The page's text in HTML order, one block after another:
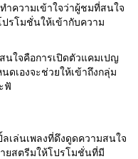
ำความเข้าใจว่าผู้ชมที่สนใจ
รโมชั่นให้เข้ากับความ
ใจคือการเปิดตัวแคมเปญ
เองจะช่วยให้เข้าถึงกลุ่ม
ฟั
เล่นเพลงที่ดึงดูดความสนใจ
ยสตรีมให้โปรโมชั่นที่มี